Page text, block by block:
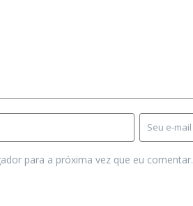
para a próxima vez que eu comentar.